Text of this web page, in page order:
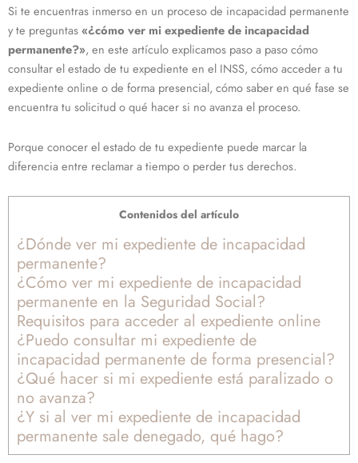
Si te encuentras inmerso en un proceso de incapacidad permanente
y te preguntas«¿cómo ver mi expediente de incapacidad
permanente?», en este artículo explicamos paso a paso cómo
consultar el estado de tu expediente en el INSS, cómo acceder a tu
expediente online o de forma presencial, cómo saber en qué fase se
encuentra tu solicitud o qué hacer si no avanza el proceso.
Porque conocer el estado de tu expediente puede marcar la
diferencia entre reclamar a tiempo o perder tus derechos.
Contenidos del artículo
¿Dónde ver mi expediente de incapacidad
permanente?
¿Cómo ver mi expediente de incapacidad
permanente en la Seguridad Social?
Requisitos para acceder al expediente online
¿Puedo consultar mi expediente de
incapacidad permanente de forma presencial?
¿Qué hacer si mi expediente está paralizado o
no avanza?
¿Y si al ver mi expediente de incapacidad
permanente sale denegado, qué hago?